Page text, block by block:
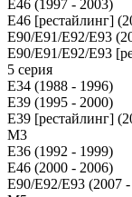
E46 (1997 - 2003)
E46 [рестайлинг]
E90/E91/E92/E93
E90/E91/E92/E93
5 серия
E34 (1988 - 1996)
E39 (1995 - 2000)
E39 [рестайлинг]
M3
E36 (1992 - 1999)
E46 (2000 - 2006)
E90/E92/E93 (2007